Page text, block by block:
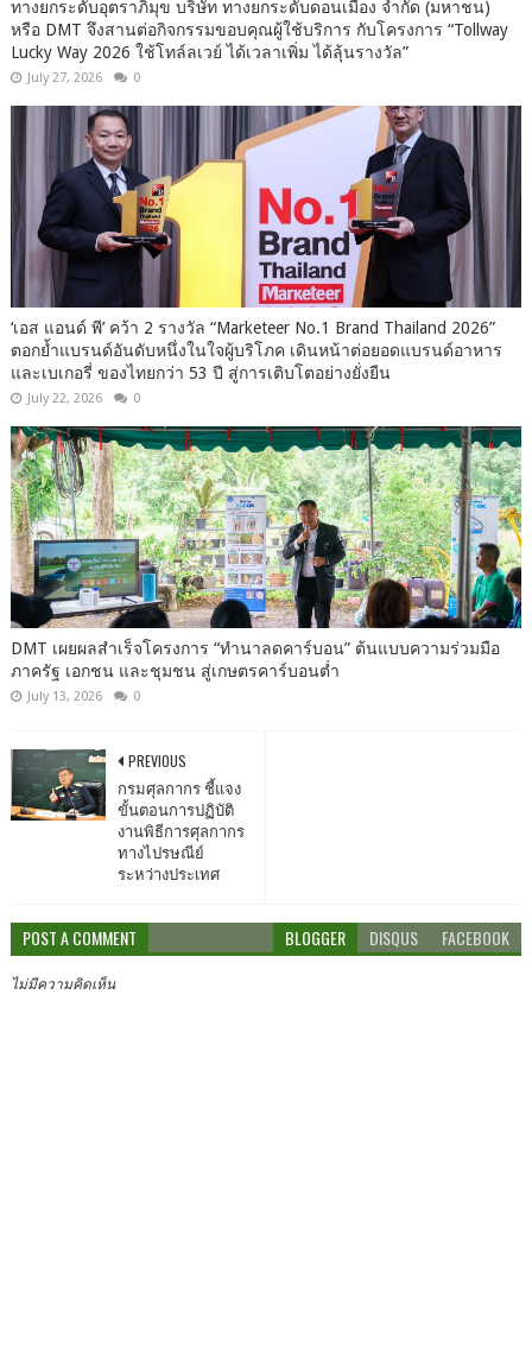
ทางยกระดับอุตราภิมุข บริษัท ทางยกระดับดอนเมือง จำกัด (มหาชน)
หรือ DMT จึงสานต่อกิจกรรมขอบคุณผู้ใช้บริการ กับโครงการ “Tollway
Lucky Way 2026 ใช้โทล์ลเวย์ ได้เวลาเพิ่ม ได้ลุ้นรางวัล”
July 27, 2026 0
‘เอส แอนด์ พี’ คว้า 2 รางวัล “Marketeer No.1 Brand Thailand 2026”
ตอกย้ำแบรนด์อันดับหนึ่งในใจผู้บริโภค เดินหน้าต่อยอดแบรนด์อาหาร
และเบเกอรี่ ของไทยกว่า 53 ปี สู่การเติบโตอย่างยั่งยืน
July 22, 2026 0
DMT เผยผลสำเร็จโครงการ “ทำนาลดคาร์บอน” ต้นแบบความร่วมมือ
ภาครัฐ เอกชน และชุมชน สู่เกษตรคาร์บอนต่ำ
July 13, 2026 0
PREVIOUS
กรมศุลกากร ชี้แจง
ขั้นตอนการปฏิบัติ
งานพิธีการศุลกากร
ทางไปรษณีย์
ระหว่างประเทศ
POST A COMMENT BLOGGER DISQUS FACEBOOK
ไม่มีความคิดเห็น